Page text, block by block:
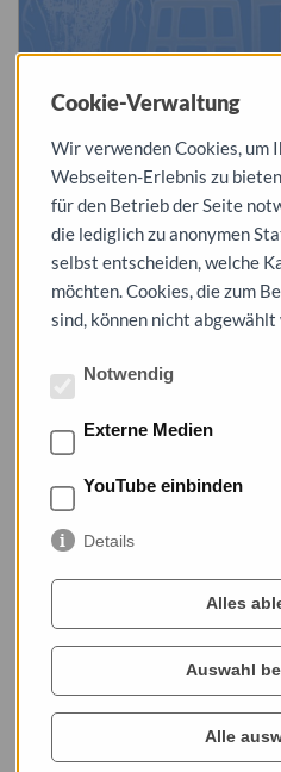
Autor(en):verschiedene
Inhalt:256 Seiten, 393
Format:297mm x 210mm (A4)
Sprache(n):Deutsch
Herausgeber:Stadt Dessau-
ISSN 1863-4702
Preis: 19,90 €
Veröffentlichungen des
Zum Inhalt
Cookie-Verwaltung
Wir verwenden Cookies, um
Webseiten-Erlebnis zu
für den Betrieb der Seite
die lediglich zu anonymen
selbst entscheiden, welche
möchten. Cookies, die zum
sind, können nicht abgewählt
Notwendig
Externe Medien
YouTube einbinden
Details
Alles
Auswahl
Alle